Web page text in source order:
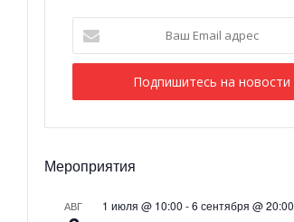
Email
адрес
Мероприятия
АВГ 1 июля @ 10:00 -6 сентября @ 20:00